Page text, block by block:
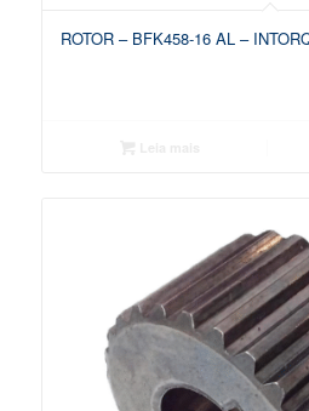
ROTOR – BFK458-16 AL –